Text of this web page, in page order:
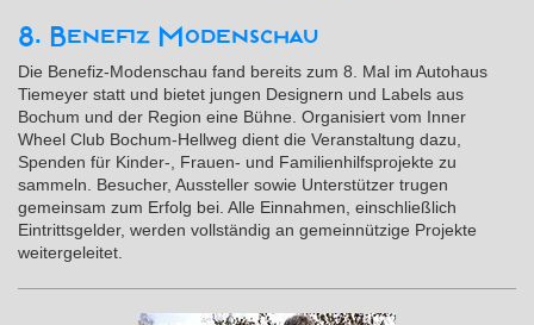
8. Benefiz Modenschau
Die Benefiz-Modenschau fand bereits zum 8. Mal im Autohaus
Tiemeyer statt und bietet jungen Designern und Labels aus
Bochum und der Region eine Bühne. Organisiert vom Inner
Wheel Club Bochum-Hellweg dient die Veranstaltung dazu,
Spenden für Kinder-, Frauen- und Familienhilfsprojekte zu
sammeln. Besucher, Aussteller sowie Unterstützer trugen
gemeinsam zum Erfolg bei. Alle Einnahmen, einschließlich
Eintrittsgelder, werden vollständig an gemeinnützige Projekte
weitergeleitet.